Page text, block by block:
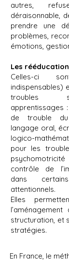
autres,
déraisonnable,
prendre une
problèmes,
émotions,
Les
Celles-ci
indispensables)
troubles
apprentissages
de trouble du
langage oral,
logico-
pour les
contrôle de
dans
attentionnels.
Elles
structuration, et
stratégies.
En France, le